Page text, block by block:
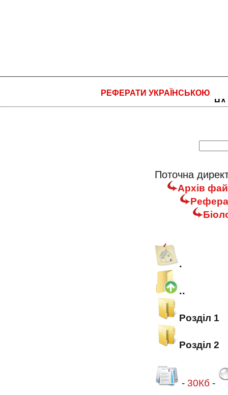
РЕФЕРАТИ УКРАЇНСЬКОЮ
НА
Поточна
Архів
.
..
Розділ 1
Розділ 2
- 30Кб -